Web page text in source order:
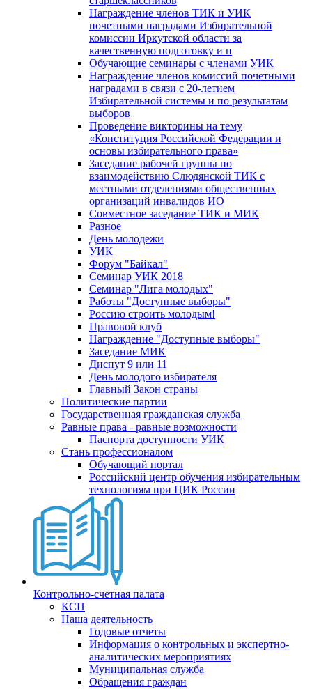
Награждение членов ТИК и УИК
почетными наградами Избирательной
комиссии Иркутской области за
качественную подготовку и п
Обучающие семинары с членами УИК
Награждение членов комиссий почетными
наградами в связи с 20-летием
Избирательной системы и по результатам
выборов
Проведение викторины на тему
«Конституция Российской Федерации и
основы избирательного права»
Заседание рабочей группы по
взаимодействию Слюдянской ТИК с
местными отделениями общественных
организаций инвалидов ИО
Совместное заседание ТИК и МИК
Разное
День молодежи
УИК
Форум "Байкал"
Семинар УИК 2018
Семинар "Лига молодых"
Работы "Доступные выборы"
Россию строить молодым!
Правовой клуб
Награждение "Доступные выборы"
Заседание МИК
Диспут 9 или 11
День молодого избирателя
Главный Закон страны
Политические партии
Государственная гражданская служба
Равные права - равные возможности
Паспорта доступности УИК
Стань профессионалом
Обучающий портал
Российский центр обучения избирательным
технологиям при ЦИК России
Контрольно-счетная палата
КСП
Наша деятельность
Годовые отчеты
Информация о контрольных и экспертно-
аналитических мероприятиях
Муниципальная служба
Обращения граждан